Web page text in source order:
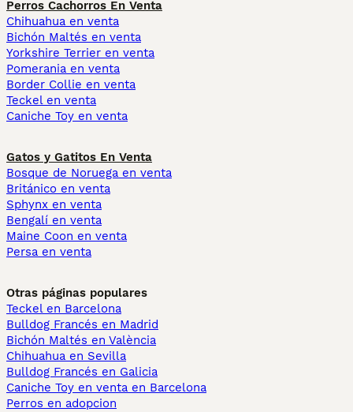
Perros Cachorros En Venta
Chihuahua en venta
Bichón Maltés en venta
Yorkshire Terrier en venta
Pomerania en venta
Border Collie en venta
Teckel en venta
Caniche Toy en venta
Gatos y Gatitos En Venta
Bosque de Noruega en venta
Británico en venta
Sphynx en venta
Bengalí en venta
Maine Coon en venta
Persa en venta
Otras páginas populares
Teckel en Barcelona
Bulldog Francés en Madrid
Bichón Maltés en València
Chihuahua en Sevilla
Bulldog Francés en Galicia
Caniche Toy en venta en Barcelona
Perros en adopcion